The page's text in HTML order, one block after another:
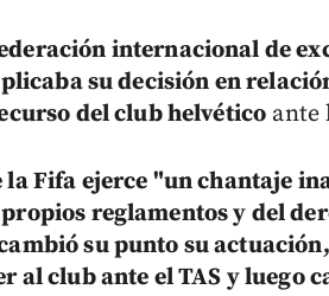
internacional de
su decisión en
del club helvético ante
la Fifa ejerce "un chantaje
reglamentos y del
su punto su
al club ante el TAS y luego